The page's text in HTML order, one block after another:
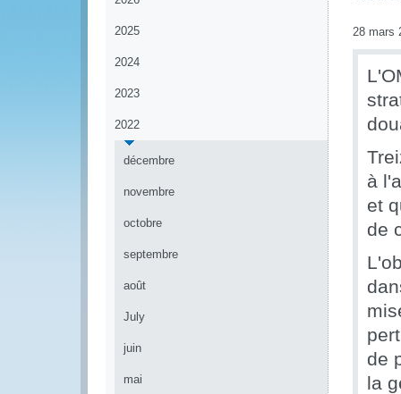
2025
2024
2023
2022
décembre
novembre
octobre
septembre
août
July
juin
mai
28 mars
à
et
de
de
la